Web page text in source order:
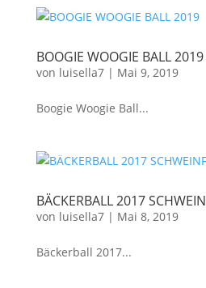
BOOGIE WOOGIE BALL 2019
von luisella7| Mai 9, 2019
Boogie Woogie Ball...
BÄCKERBALL 2017
von luisella7| Mai 8, 2019
Bäckerball 2017...